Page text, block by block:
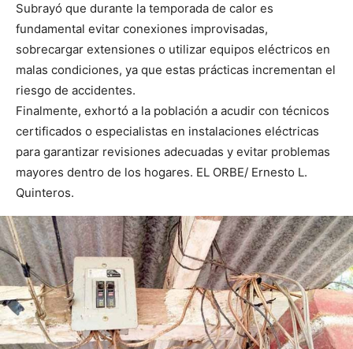
Subrayó que durante la temporada de calor es
fundamental evitar conexiones improvisadas,
sobrecargar extensiones o utilizar equipos eléctricos en
malas condiciones, ya que estas prácticas incrementan el
riesgo de accidentes.
Finalmente, exhortó a la población a acudir con técnicos
certificados o especialistas en instalaciones eléctricas
para garantizar revisiones adecuadas y evitar problemas
mayores dentro de los hogares. EL ORBE/ Ernesto L.
Quinteros.